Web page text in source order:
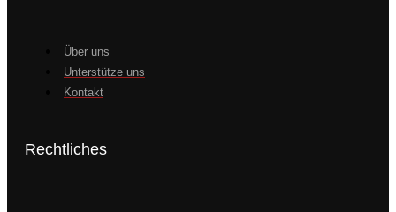
Über uns
Unterstütze uns
Kontakt
Rechtliches